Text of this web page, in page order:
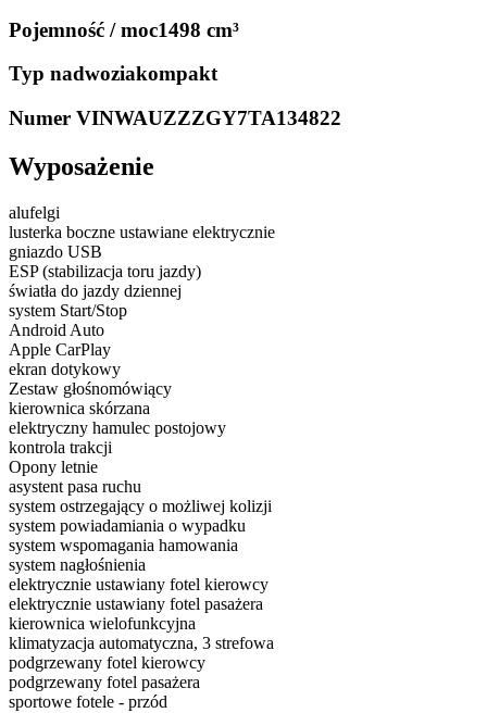
Pojemność / moc1498 cm³
Typ nadwoziakompakt
Numer VINWAUZZZGY7TA134822
Wyposażenie
alufelgi
lusterka boczne ustawiane elektrycznie
gniazdo USB
ESP (stabilizacja toru jazdy)
światła do jazdy dziennej
system Start/Stop
Android Auto
Apple CarPlay
ekran dotykowy
Zestaw głośnomówiący
kierownica skórzana
elektryczny hamulec postojowy
kontrola trakcji
Opony letnie
asystent pasa ruchu
system ostrzegający o możliwej kolizji
system powiadamiania o wypadku
system wspomagania hamowania
system nagłośnienia
elektrycznie ustawiany fotel kierowcy
elektrycznie ustawiany fotel pasażera
kierownica wielofunkcyjna
klimatyzacja automatyczna, 3 strefowa
podgrzewany fotel kierowcy
podgrzewany fotel pasażera
sportowe fotele - przód